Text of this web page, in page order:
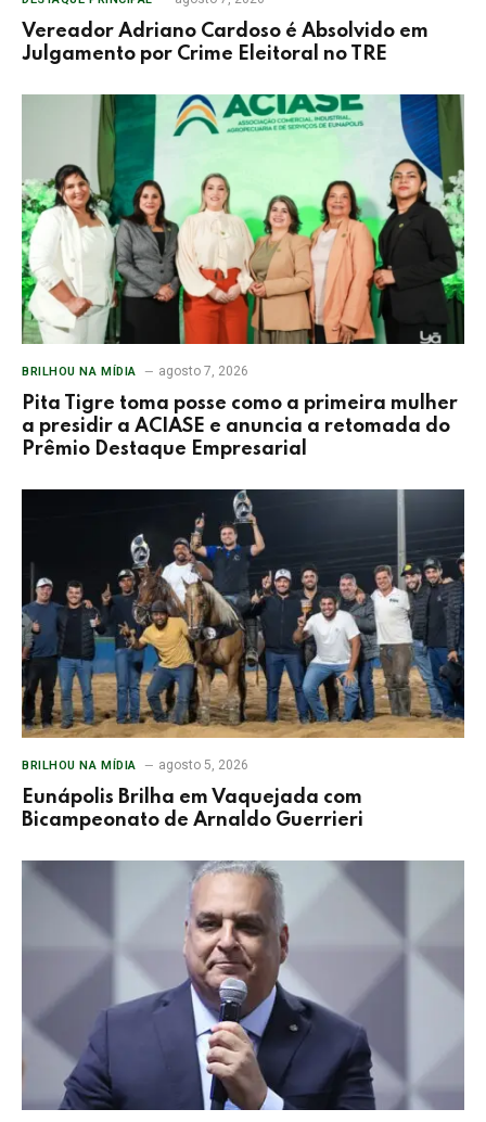
Vereador Adriano Cardoso é Absolvido em
Julgamento por Crime Eleitoral no TRE
BRILHOU NA MÍDIA agosto 7, 2026
Pita Tigre toma posse como a primeira mulher
a presidir a ACIASE e anuncia a retomada do
Prêmio Destaque Empresarial
BRILHOU NA MÍDIA agosto 5, 2026
Eunápolis Brilha em Vaquejada com
Bicampeonato de Arnaldo Guerrieri